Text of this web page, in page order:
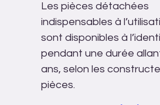
Les pièces détachées
indispensables à
sont disponibles à
pendant une durée
ans, selon les
pièces.